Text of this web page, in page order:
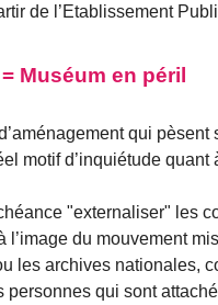
de l’Etablissement
Muséum en péril
qui pèsent
motif d’inquiétude quant
"externaliser" les
l’image du mouvement
les archives nationales,
personnes qui sont